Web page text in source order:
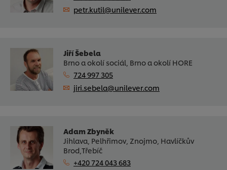
petr.kutil@unilever.com
Jiří Šebela
Brno a okolí sociál, Brno a okolí HORE
724 997 305
jiri.sebela@unilever.com
Adam Zbyněk
Jihlava, Pelhřimov, Znojmo, Havlíčkův
Brod,Třebíč
+420 724 043 683